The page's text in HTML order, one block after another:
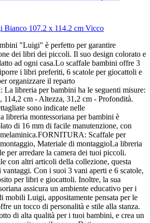
Bianco 107.2 x 114.2 cm Vicco
"Luigi" è perfetto per garantire
dei libri dei piccoli. Il suo design colorato e
ad ogni casa.Lo scaffale bambini offre 3
i libri preferiti, 6 scatole per giocattoli e
organizzare il reparto
libreria per bambini ha le seguenti misure:
114,2 cm - Altezza, 31,2 cm - Profondità.
sono indicate nelle
montessoriana per bambini è
di 16 mm di facile manutenzione, con
Scaffale per
Materiale di montaggioLa libreria
per arredare la camera dei tuoi piccoli.
con altri articoli della collezione, questa
Con i suoi 3 vani aperti e 6 scatole,
per libri e giocattoli. Inoltre, la sua
assicura un ambiente educativo per i
mobili Luigi, appositamente pensata per le
un tocco di personalità e stile alla stanza.
di alta qualità per i tuoi bambini, e crea un